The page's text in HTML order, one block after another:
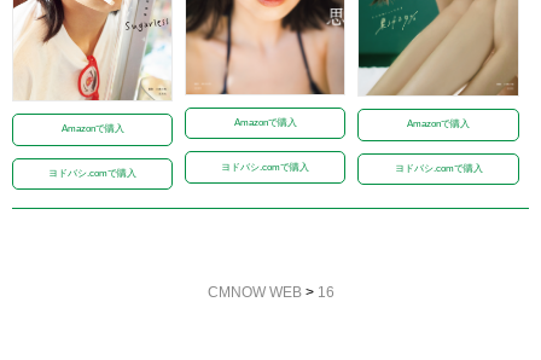
Amazonで購入
ヨドバシ.comで購入
Amazonで購入
ヨドバシ.comで購入
Amazonで購入
ヨドバシ.comで購入
CMNOW WEB> 16